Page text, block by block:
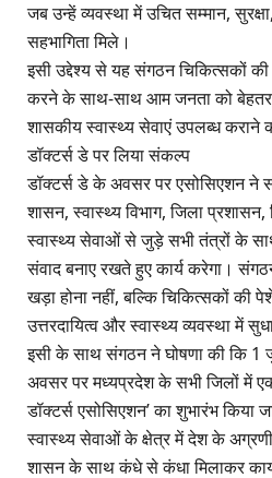
जब उन्हें व्यवस्था में उचित सम्मान,
सहभागिता मिले।
इसी उद्देश्य से यह संगठन चिकित्सकों
करने के साथ-साथ आम जनता को बेहतर,
शासकीय स्वास्थ्य सेवाएं उपलब्ध कराने
डॉक्टर्स डे पर लिया संकल्प
डॉक्टर्स डे के अवसर पर एसोसिएशन ने
शासन, स्वास्थ्य विभाग, जिला प्रशासन,
स्वास्थ्य सेवाओं से जुड़े सभी तंत्रों के
संवाद बनाए रखते हुए कार्य करेगा।
खड़ा होना नहीं, बल्कि चिकित्सकों की
उत्तरदायित्व और स्वास्थ्य व्यवस्था में
इसी के साथ संगठन ने घोषणा की कि 1
अवसर पर मध्यप्रदेश के सभी जिलों में
डॉक्टर्स एसोसिएशन’ का शुभारंभ
स्वास्थ्य सेवाओं के क्षेत्र में देश के
शासन के साथ कंधे से कंधा मिलाकर कार्य